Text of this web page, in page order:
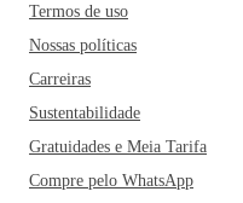
Termos de uso
Nossas políticas
Carreiras
Sustentabilidade
Gratuidades e Meia Tarifa
Compre pelo WhatsApp